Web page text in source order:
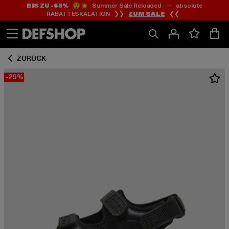
Zum
Inhalt
springen
Zum
Fußzeile
springen
BIS ZU -65%😲💥 Summer Sale Reloaded — absolute
RABATTESKALATION ❯❯ ZUM SALE ❮❮
ZURÜCK
-29%